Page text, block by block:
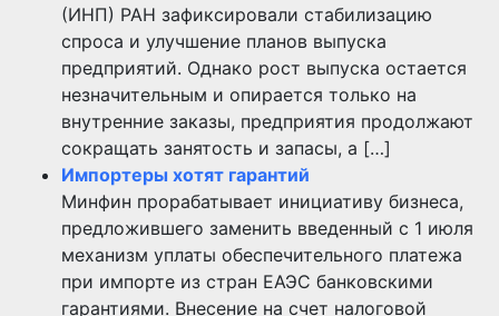
(ИНП) РАН зафиксировали стабилизацию
спроса и улучшение планов выпуска
предприятий. Однако рост выпуска остается
незначительным и опирается только на
внутренние заказы, предприятия продолжают
сокращать занятость и запасы, а […]
Импортеры хотят гарантий
Минфин прорабатывает инициативу бизнеса,
предложившего заменить введенный с 1 июля
механизм уплаты обеспечительного платежа
при импорте из стран ЕАЭС банковскими
гарантиями. Внесение на счет налоговой